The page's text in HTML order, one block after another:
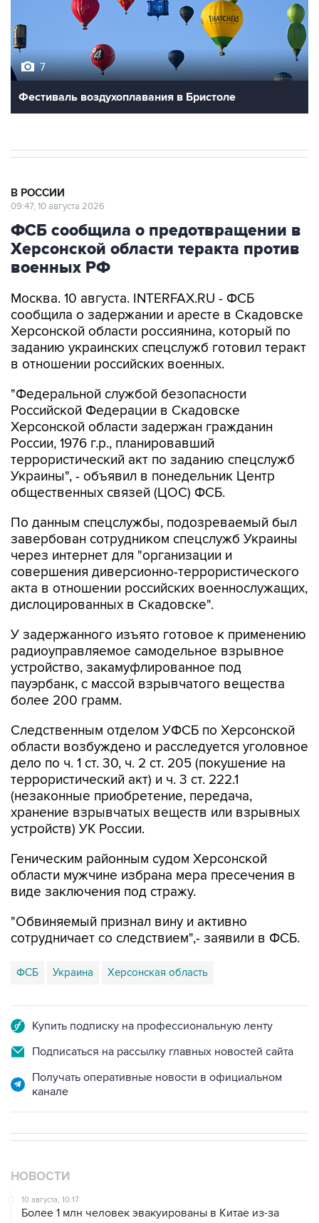
7
Фестиваль воздухоплавания в Бристоле
В РОССИИ
09:47, 10 августа 2026
ФСБ сообщила о предотвращении в
Херсонской области теракта против
военных РФ
Москва. 10 августа. INTERFAX.RU - ФСБ
сообщила о задержании и аресте в Скадовске
Херсонской области россиянина, который по
заданию украинских спецслужб готовил теракт
в отношении российских военных.
"Федеральной службой безопасности
Российской Федерации в Скадовске
Херсонской области задержан гражданин
России, 1976 г.р., планировавший
террористический акт по заданию спецслужб
Украины", - объявил в понедельник Центр
общественных связей (ЦОС) ФСБ.
По данным спецслужбы, подозреваемый был
завербован сотрудником спецслужб Украины
через интернет для "организации и
совершения диверсионно-террористического
акта в отношении российских военнослужащих,
дислоцированных в Скадовске".
У задержанного изъято готовое к применению
радиоуправляемое самодельное взрывное
устройство, закамуфлированное под
пауэрбанк, с массой взрывчатого вещества
более 200 грамм.
Следственным отделом УФСБ по Херсонской
области возбуждено и расследуется уголовное
дело по ч. 1 ст. 30, ч. 2 ст. 205 (покушение на
террористический акт) и ч. 3 ст. 222.1
(незаконные приобретение, передача,
хранение взрывчатых веществ или взрывных
устройств) УК России.
Геническим районным судом Херсонской
области мужчине избрана мера пресечения в
виде заключения под стражу.
"Обвиняемый признал вину и активно
сотрудничает со следствием",- заявили в ФСБ.
ФСБ Украина Херсонская область
Купить подписку на профессиональную ленту
Подписаться на рассылку главных новостей сайта
Получать оперативные новости в официальном
канале
НОВОСТИ
10 августа, 10:17
Более 1 млн человек эвакуированы в Китае из-за